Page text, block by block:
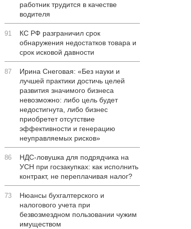
работник трудится в качестве
водителя
91
КС РФ разграничил срок
обнаружения недостатков товара и
срок исковой давности
87
Ирина Снеговая: «Без науки и
лучшей практики достичь целей
развития значимого бизнеса
невозможно: либо цель будет
недостигнута, либо бизнес
приобретет отсутствие
эффективности и генерацию
неуправляемых рисков»
86
НДС-ловушка для подрядчика на
УСН при госзакупках: как исполнить
контракт, не переплачивая налог?
73
Нюансы бухгалтерского и
налогового учета при
безвозмездном пользовании чужим
имуществом